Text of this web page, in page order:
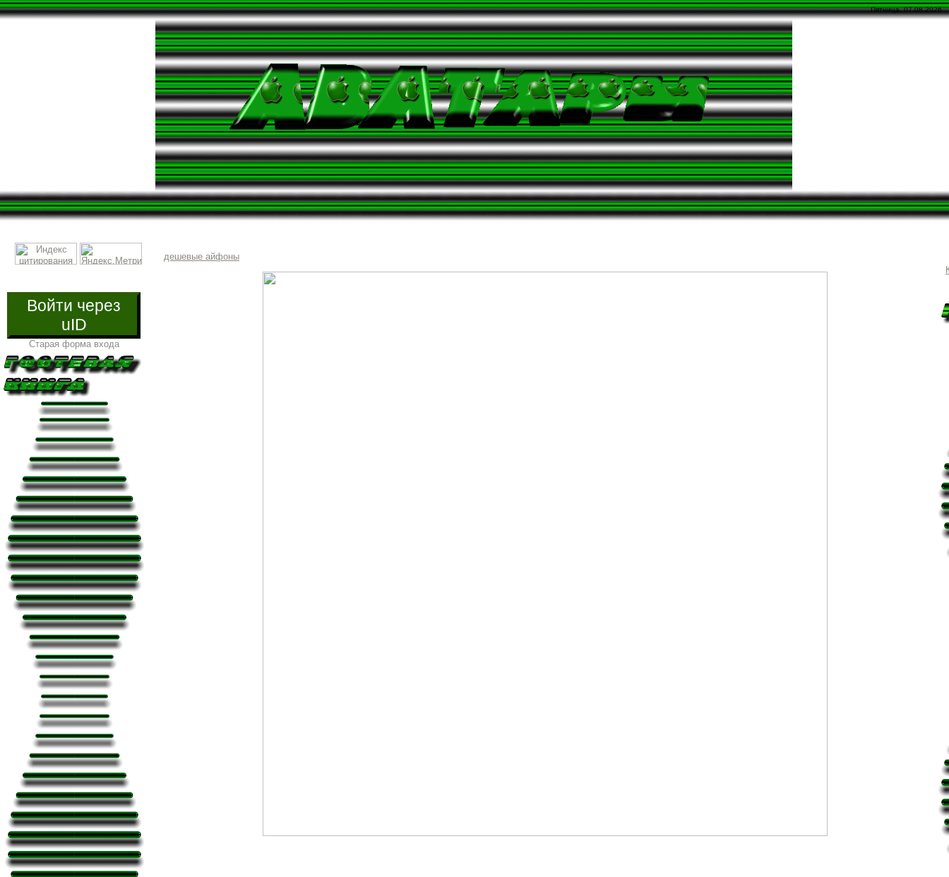
Пятница, 07.08.2026
Войти через
uID
Старая форма входа
дешевые айфоны